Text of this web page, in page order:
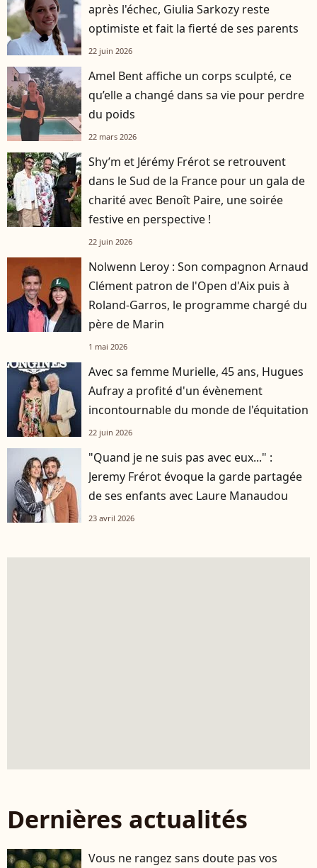
après l'échec, Giulia Sarkozy reste
optimiste et fait la fierté de ses parents
22 juin 2026
Amel Bent affiche un corps sculpté, ce
qu’elle a changé dans sa vie pour perdre
du poids
22 mars 2026
Shy’m et Jérémy Frérot se retrouvent
dans le Sud de la France pour un gala de
charité avec Benoît Paire, une soirée
festive en perspective !
22 juin 2026
Nolwenn Leroy : Son compagnon Arnaud
Clément patron de l'Open d'Aix puis à
Roland-Garros, le programme chargé du
père de Marin
1 mai 2026
Avec sa femme Murielle, 45 ans, Hugues
Aufray a profité d'un évènement
incontournable du monde de l'équitation
22 juin 2026
"Quand je ne suis pas avec eux..." :
Jeremy Frérot évoque la garde partagée
de ses enfants avec Laure Manaudou
23 avril 2026
Dernières actualités
Vous ne rangez sans doute pas vos